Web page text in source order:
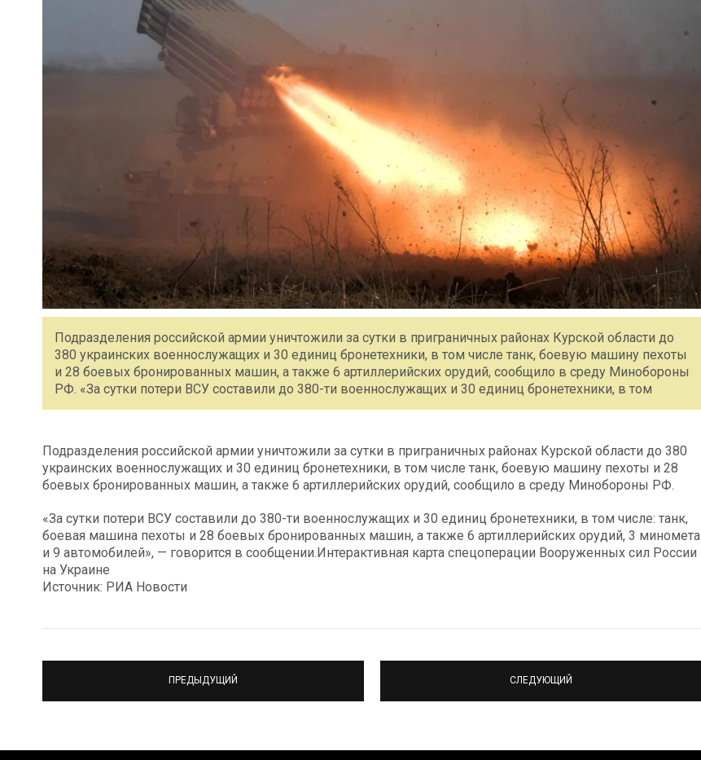
Подразделения российской армии уничтожили за сутки в приграничных районах Курской области до
380 украинских военнослужащих и 30 единиц бронетехники, в том числе танк, боевую машину пехоты
и 28 боевых бронированных машин, а также 6 артиллерийских орудий, сообщило в среду Минобороны
РФ. «За сутки потери ВСУ составили до 380-ти военнослужащих и 30 единиц бронетехники, в том
Подразделения российской армии уничтожили за сутки в приграничных районах Курской области до 380
украинских военнослужащих и 30 единиц бронетехники, в том числе танк, боевую машину пехоты и 28
боевых бронированных машин, а также 6 артиллерийских орудий, сообщило в среду Минобороны РФ.
«За сутки потери ВСУ составили до 380-ти военнослужащих и 30 единиц бронетехники, в том числе: танк,
боевая машина пехоты и 28 боевых бронированных машин, а также 6 артиллерийских орудий, 3 миномета
и 9 автомобилей», — говорится в сообщении.Интерактивная карта спецоперации Вооруженных сил России
на Украине
Источник: РИА Новости
ПРЕДЫДУЩИЙ СЛЕДУЮЩИЙ